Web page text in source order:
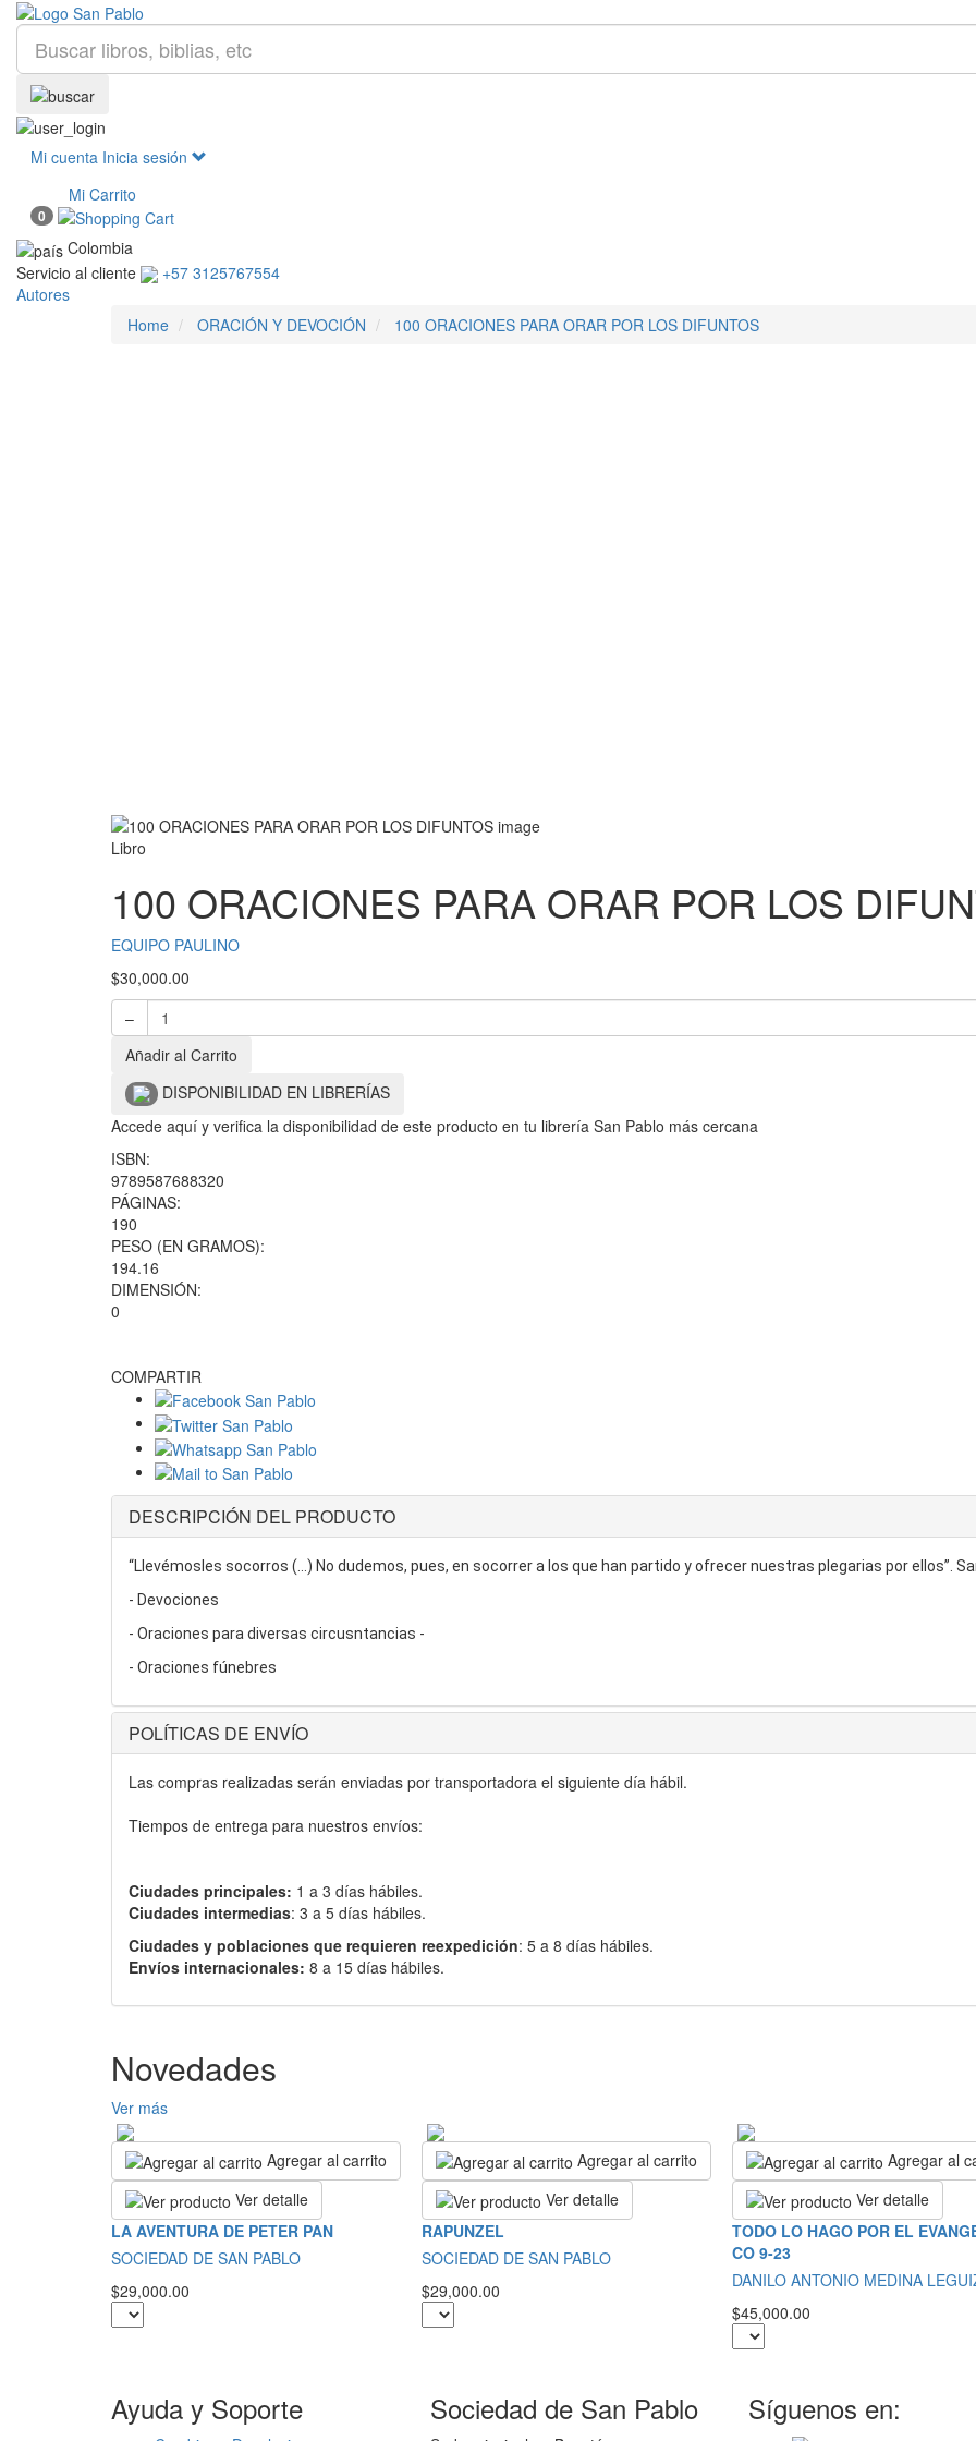
Mi cuenta Inicia sesión
Mi Carrito
0
Colombia
Servicio al cliente
+57 3125767554
Autores
Home
ORACIÓN Y DEVOCIÓN 100 ORACIONES PARA ORAR POR LOS DIFUNTOS
Libro
100 ORACIONES PARA ORAR POR LOS
EQUIPO PAULINO
$30,000.00
–
Añadir al Carrito
DISPONIBILIDAD EN LIBRERÍAS
Accede aquí y verifica la disponibilidad de este producto en tu librería San Pablo más cercana
ISBN:
9789587688320
PÁGINAS:
190
PESO (EN GRAMOS):
194.16
DIMENSIÓN:
0
COMPARTIR
DESCRIPCIÓN DEL PRODUCTO
“Llevémosles socorros (...) No dudemos, pues, en socorrer a los que han partido y ofrecer nuestras plegarias por ellos”.
- Devociones
- Oraciones para diversas circusntancias -
- Oraciones fúnebres
POLÍTICAS DE ENVÍO
Las compras realizadas serán enviadas por transportadora el siguiente día hábil.
Tiempos de entrega para nuestros envíos:
Ciudades principales: 1 a 3 días hábiles.
Ciudades intermedias: 3 a 5 días hábiles.
Ciudades y poblaciones que requieren reexpedición: 5 a 8 días hábiles.
Envíos internacionales: 8 a 15 días hábiles.
Novedades
Ver más
Agregar al carrito
Ver detalle
LA AVENTURA DE PETER PAN
SOCIEDAD DE SAN PABLO
$29,000.00
Agregar al carrito
Ver detalle
RAPUNZEL
SOCIEDAD DE SAN PABLO
$29,000.00
Agregar al
Ver detalle
TODO LO HAGO POR EL
CO 9-23
DANILO ANTONIO MEDINA
$45,000.00
Ayuda y Soporte Sociedad de San Pablo Síguenos en: